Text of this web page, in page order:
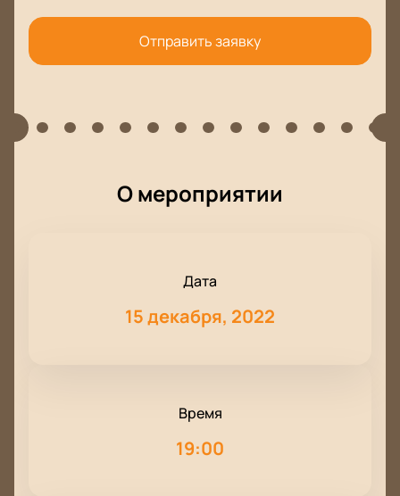
Отправить заявку
О мероприятии
Дата
15 декабря, 2022
Время
19:00